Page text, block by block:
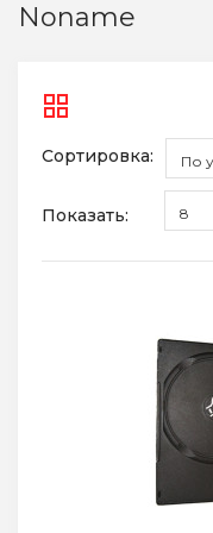
Noname
Сортировка: По
Показать: 8